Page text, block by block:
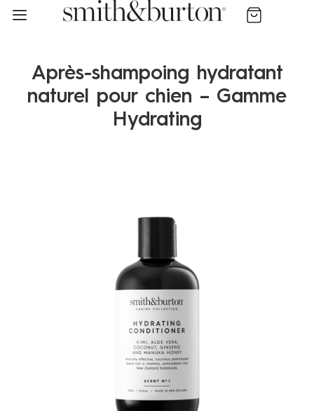
Un produit offert dès 75 € d'achat
Après-shampoing hydratant
naturel pour chien – Gamme
Hydrating